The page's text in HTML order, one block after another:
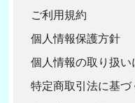
ご利用規約
個人情報保護方針
個人情報の取り扱い
特定商取引法に基づ